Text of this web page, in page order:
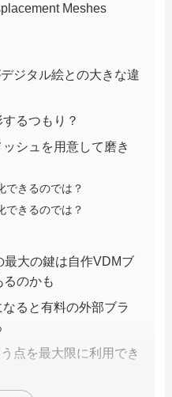
Meshes
ジタル絵との大きな違
るつもり？
シュを用意して磨き
できるのでは？
できるのでは？
大の鍵は自作VDMブ
るのかも
ると有料の外部ブラ
点を最大限に利用でき